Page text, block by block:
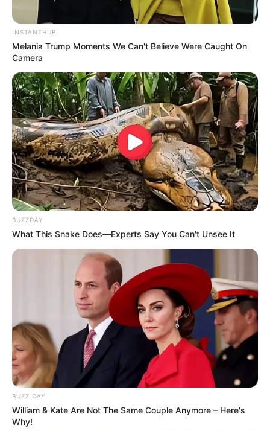
INSTANTHUB
Melania Trump Moments We Can't Believe Were Caught On
Camera
BUZZDAY
What This Snake Does—Experts Say You Can't Unsee It
BUZZ DAY
William & Kate Are Not The Same Couple Anymore – Here's
Why!